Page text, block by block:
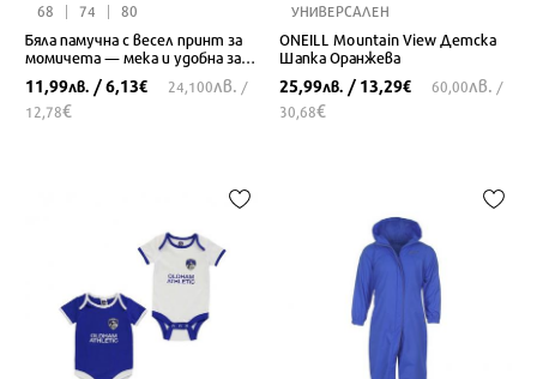
68 74 80
Бяла памучна с весел принт за
момичета — мека и удобна за
11,99лв. / 6,13€ 24,100лв. /
12,78€
УНИВЕРСАЛЕН
ONEILL Mountain View Детска
Шапка Оранжева
25,99лв. / 13,29€ 60,00лв. /
30,68€